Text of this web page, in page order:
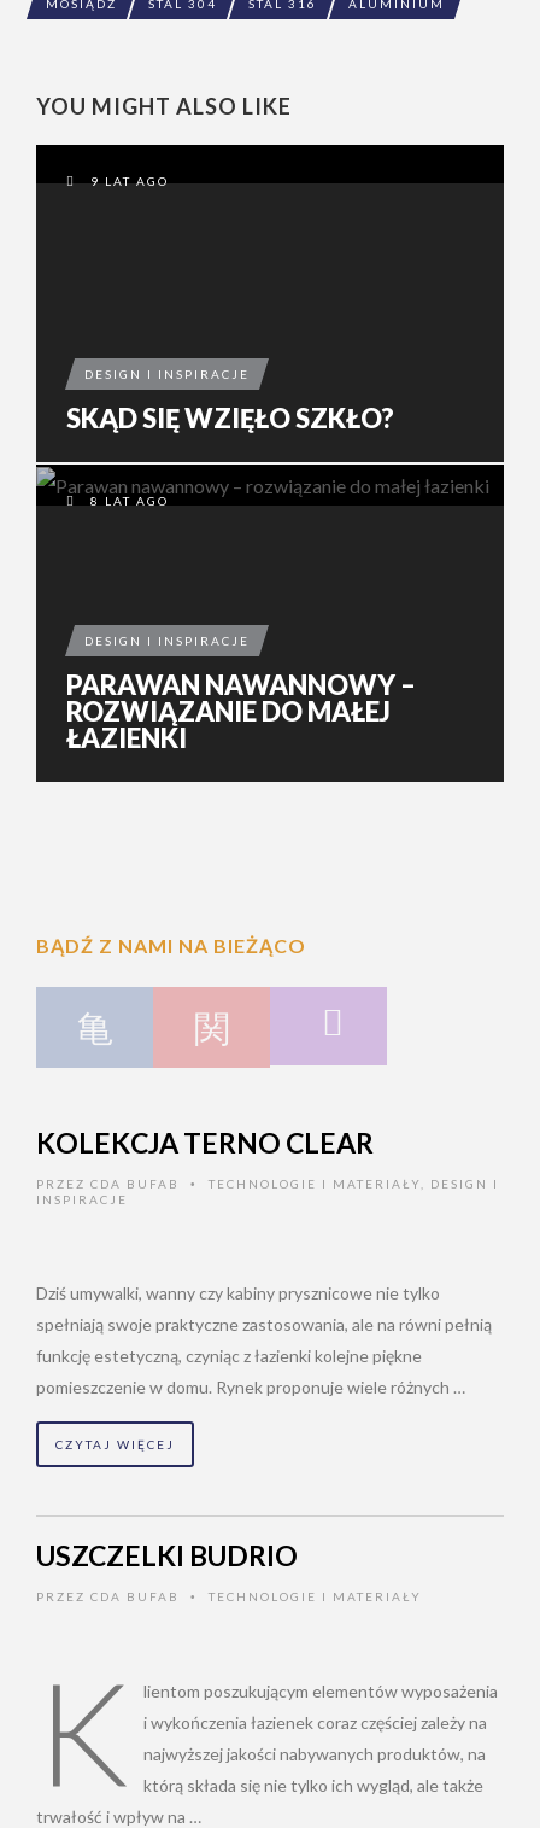
MOSIĄDZ STAL 304 STAL 316 ALUMINIUM
YOU MIGHT ALSO LIKE
9 LAT AGO
DESIGN I INSPIRACJE
SKĄD SIĘ WZIĘŁO SZKŁO?
8 LAT AGO
DESIGN I INSPIRACJE
PARAWAN NAWANNOWY –
ROZWIĄZANIE DO MAŁEJ
ŁAZIENKI
BĄDŹ Z NAMI NA BIEŻĄCO
KOLEKCJA TERNO CLEAR
PRZEZ CDA BUFAB • TECHNOLOGIE I MATERIAŁY
DESIGN I
INSPIRACJE
Dziś umywalki, wanny czy kabiny prysznicowe nie tylko
spełniają swoje praktyczne zastosowania, ale na równi pełnią
funkcję estetyczną, czyniąc z łazienki kolejne piękne
pomieszczenie w domu. Rynek proponuje wiele różnych …
CZYTAJ WIĘCEJ
USZCZELKI BUDRIO
PRZEZ CDA BUFAB • TECHNOLOGIE I MATERIAŁY
K
lientom poszukującym elementów wyposażenia
i wykończenia łazienek coraz częściej zależy na
najwyższej jakości nabywanych produktów, na
którą składa się nie tylko ich wygląd, ale także
trwałość i wpływ na …